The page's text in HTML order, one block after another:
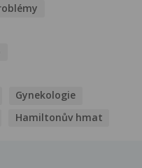
Gynekologie
Hamiltonův hmat